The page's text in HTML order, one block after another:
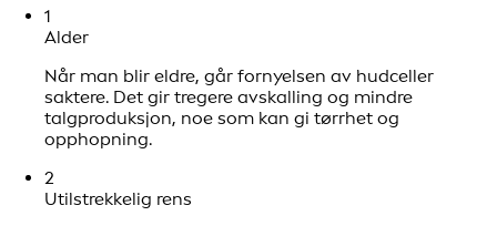
1
Alder
Når man blir eldre, går fornyelsen av hudceller
saktere. Det gir tregere avskalling og mindre
talgproduksjon, noe som kan gi tørrhet og
opphopning.
2
Utilstrekkelig rens